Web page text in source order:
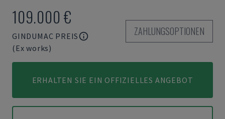
109.000 €
GINDUMAC PREIS
(Ex works)
ZAHLUNGSOPTIONEN
ERHALTEN SIE EIN OFFIZIELLES ANGEBOT